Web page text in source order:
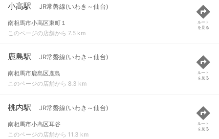
小高駅 JR常磐線(いわき～仙台)
南相馬市小高区東町１
このページの店舗から 7.5 km
ルート
を見る
鹿島駅 JR常磐線(いわき～仙台)
南相馬市鹿島区鹿島
このページの店舗から 8.3 km
ルート
を見る
桃内駅 JR常磐線(いわき～仙台)
南相馬市小高区耳谷
このページの店舗から 11.3 km
ルート
を見る